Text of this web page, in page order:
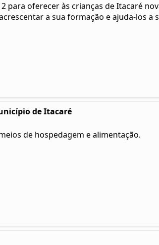
para oferecer às crianças de Itacaré
a sua formação e ajuda-los a
de Itacaré
de hospedagem e alimentação.